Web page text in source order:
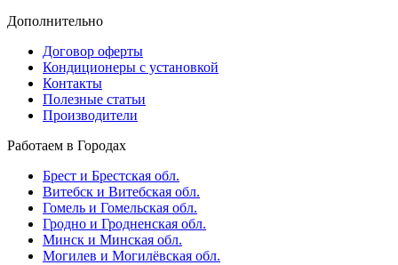
Дополнительно
Договор оферты
Кондиционеры с установкой
Контакты
Полезные статьи
Производители
Работаем в Городах
Брест и Брестская обл.
Витебск и Витебская обл.
Гомель и Гомельская обл.
Гродно и Гродненская обл.
Минск и Минская обл.
Могилев и Могилёвская обл.